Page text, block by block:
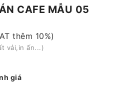
CAFE MẪU 05
thêm 10%)
vải,in ấn...)
giá